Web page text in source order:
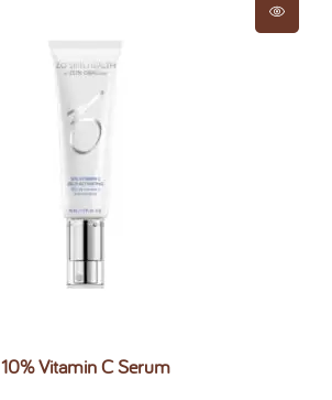
10% Vitamin C Serum